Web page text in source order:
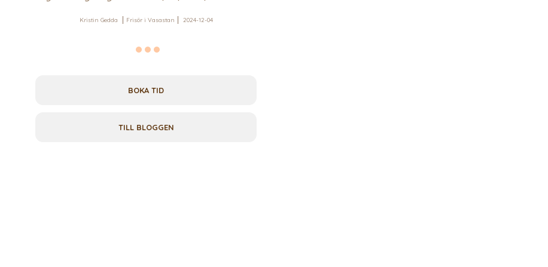
Kristin Gedda Frisör i Vasastan 2024-12-04
BOKA TID
TILL BLOGGEN